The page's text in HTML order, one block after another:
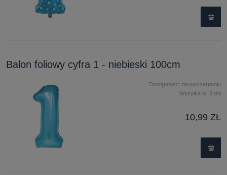
Balon foliowy cyfra 1 - niebieski 100cm
Dostępność: na wyczerpaniu
Wysyłka w: 3 dni
10,99 ZŁ